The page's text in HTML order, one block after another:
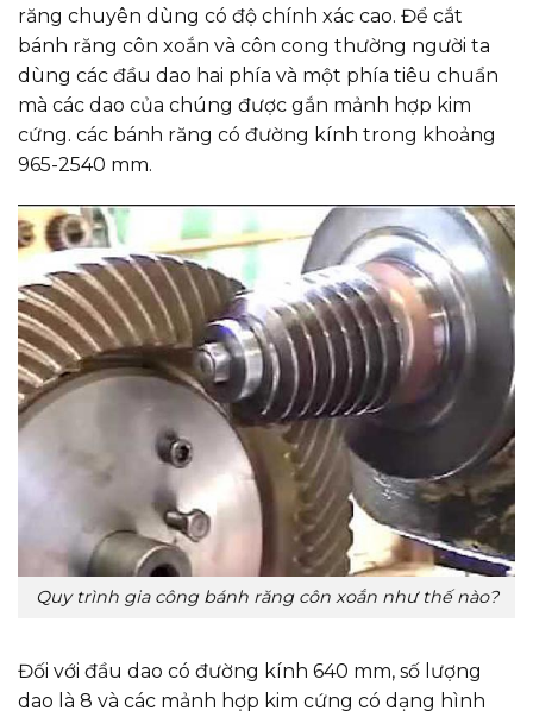
răng chuyên dùng có độ chính xác cao. Để cắt
bánh răng côn xoắn và côn cong thường người ta
dùng các đầu dao hai phía và một phía tiêu chuẩn
mà các dao của chúng được gắn mảnh hợp kim
cứng. các bánh răng có đường kính trong khoảng
965-2540 mm.
Quy trình gia công bánh răng côn xoắn như thế nào?
Đối với đầu dao có đường kính 640 mm, số lượng
dao là 8 và các mảnh hợp kim cứng có dạng hình